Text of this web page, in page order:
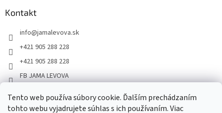
Tento web používa súbory cookie. Ďalším prechádzaním
tohto webu vyjadrujete súhlas s ich používaním. Viac
Kontakt
info@jamalevova.sk
+421 905 288 228
+421 905 288 228
FB JAMA LEVOVA
JamaLevova